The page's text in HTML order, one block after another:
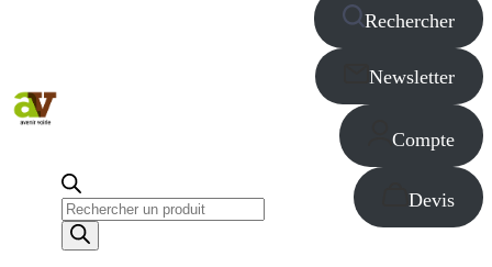
Recherche
de
produits
Rechercher
Newsletter
Compte
Devis